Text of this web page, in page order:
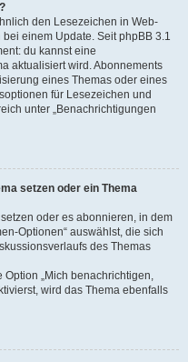
den Lesezeichen in Web-
einem Update. Seit phpBB 3.1
du kannst eine
aktualisiert wird. Abonnements
eines Themas oder eines
für Lesezeichen und
unter „Benachrichtigungen
setzen oder ein Thema
oder es abonnieren, in dem
Optionen“ auswählst, die sich
des Themas
„Mich benachrichtigen,
wird das Thema ebenfalls